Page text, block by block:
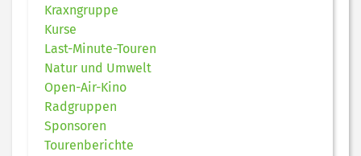
Kraxngruppe
Kurse
Last-Minute-Touren
Natur und Umwelt
Open-Air-Kino
Radgruppen
Sponsoren
Tourenberichte